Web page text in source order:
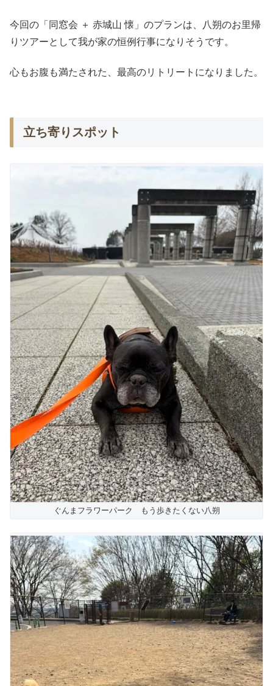
今回の「同窓会 ＋ 赤城山 懐」のプランは、八朔のお里帰
りツアーとして我が家の恒例行事になりそうです。
心もお腹も満たされた、最高のリトリートになりました。
立ち寄りスポット
ぐんまフラワーパーク もう歩きたくない八朔